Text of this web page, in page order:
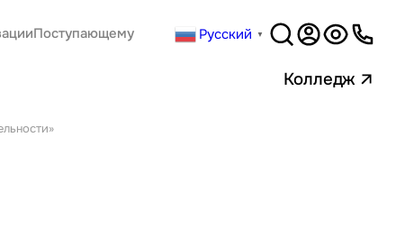
Поступающему Русский ▼
Версия
для
Колледж